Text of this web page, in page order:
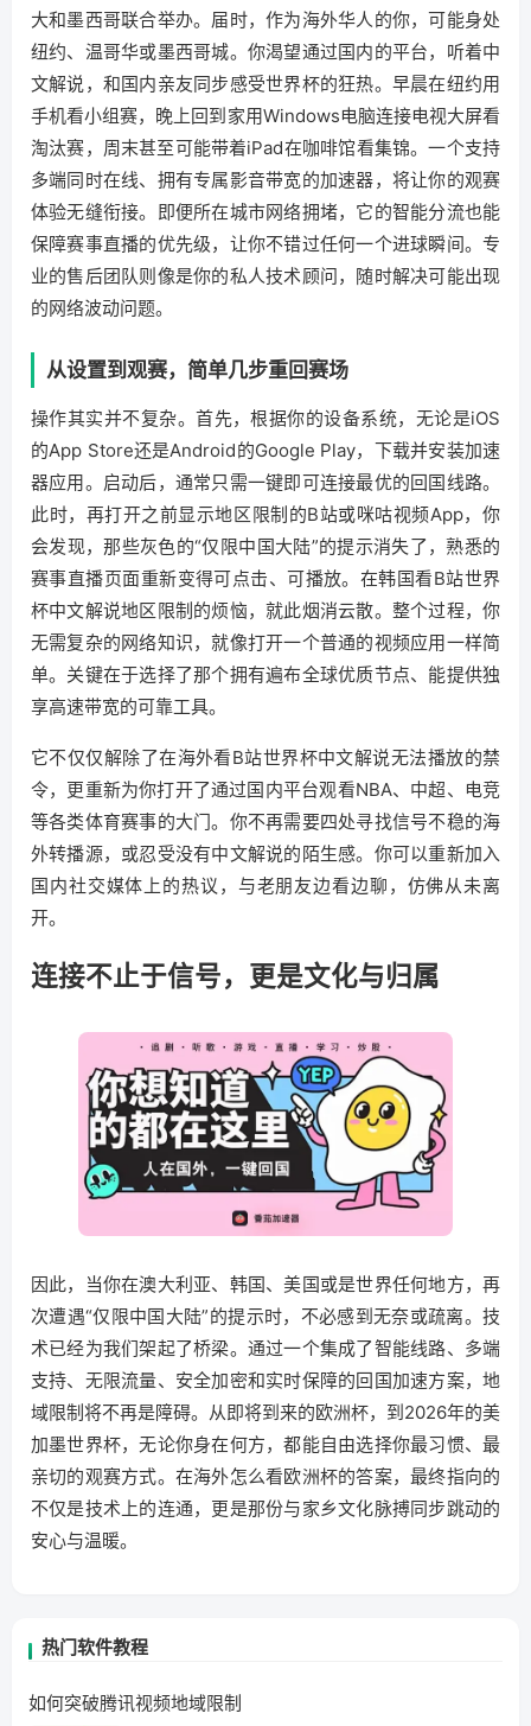
大和墨西哥联合举办。届时，作为海外华人的你，可能身处
纽约、温哥华或墨西哥城。你渴望通过国内的平台，听着中
文解说，和国内亲友同步感受世界杯的狂热。早晨在纽约用
手机看小组赛，晚上回到家用Windows电脑连接电视大屏看
淘汰赛，周末甚至可能带着iPad在咖啡馆看集锦。一个支持
多端同时在线、拥有专属影音带宽的加速器，将让你的观赛
体验无缝衔接。即便所在城市网络拥堵，它的智能分流也能
保障赛事直播的优先级，让你不错过任何一个进球瞬间。专
业的售后团队则像是你的私人技术顾问，随时解决可能出现
的网络波动问题。
从设置到观赛，简单几步重回赛场
操作其实并不复杂。首先，根据你的设备系统，无论是iOS
的App Store还是Android的Google Play，下载并安装加速
器应用。启动后，通常只需一键即可连接最优的回国线路。
此时，再打开之前显示地区限制的B站或咪咕视频App，你
会发现，那些灰色的“仅限中国大陆”的提示消失了，熟悉的
赛事直播页面重新变得可点击、可播放。在韩国看B站世界
杯中文解说地区限制的烦恼，就此烟消云散。整个过程，你
无需复杂的网络知识，就像打开一个普通的视频应用一样简
单。关键在于选择了那个拥有遍布全球优质节点、能提供独
享高速带宽的可靠工具。
它不仅仅解除了在海外看B站世界杯中文解说无法播放的禁
令，更重新为你打开了通过国内平台观看NBA、中超、电竞
等各类体育赛事的大门。你不再需要四处寻找信号不稳的海
外转播源，或忍受没有中文解说的陌生感。你可以重新加入
国内社交媒体上的热议，与老朋友边看边聊，仿佛从未离
开。
连接不止于信号，更是文化与归属
因此，当你在澳大利亚、韩国、美国或是世界任何地方，再
次遭遇“仅限中国大陆”的提示时，不必感到无奈或疏离。技
术已经为我们架起了桥梁。通过一个集成了智能线路、多端
支持、无限流量、安全加密和实时保障的回国加速方案，地
域限制将不再是障碍。从即将到来的欧洲杯，到2026年的美
加墨世界杯，无论你身在何方，都能自由选择你最习惯、最
亲切的观赛方式。在海外怎么看欧洲杯的答案，最终指向的
不仅是技术上的连通，更是那份与家乡文化脉搏同步跳动的
安心与温暖。
热门软件教程
如何突破腾讯视频地域限制